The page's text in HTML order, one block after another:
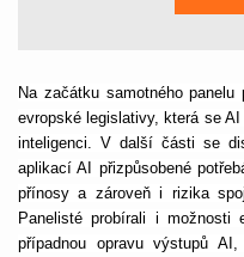
Na začátku samotného
evropské legislativy, která se
inteligenci. V další části se
aplikací AI přizpůsobené
přínosy a zároveň i rizika
Panelisté probírali i možnosti
případnou opravu výstupů